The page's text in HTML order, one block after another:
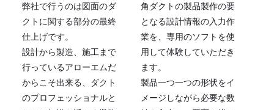
弊社で行うのは図面のダ
クトに関する部分の最終
仕上げです。
設計から製造、施工まで
行っているアローエムだ
からこそ出来る、ダクト
のプロフェッショナルと
角ダクトの製品製作の要
となる設計情報の入力作
業を、専用のソフトを使
用して体験していただき
ます。
製品一つ一つの形状をイ
メージしながら必要な数